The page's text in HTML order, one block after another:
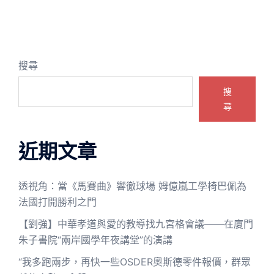
搜尋
搜
尋
近期文章
透視角：當《馬賽曲》響徹球場 姆億嵐工學椅巴佩為
法國打開勝利之門
【劉強】中華孝道與愛的教導找九宮格會議——在廈門
朱子書院“兩岸國學年夜講堂”的演講
“我多跑兩步，再快一些OSDER奧斯德零件報價，群眾